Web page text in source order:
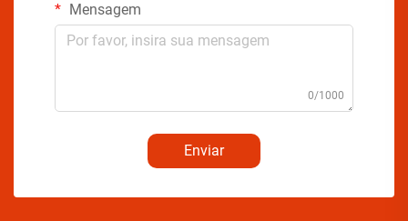
Mensagem
0/1000
Enviar